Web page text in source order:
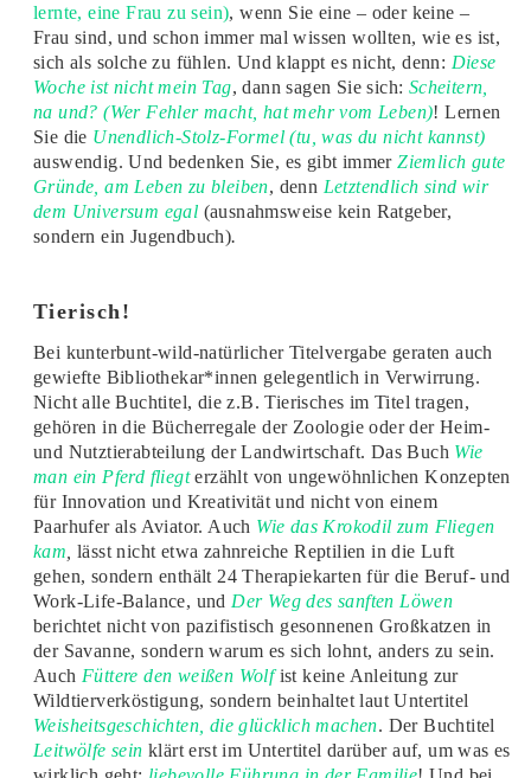
lernte, eine Frau zu sein), wenn Sie eine – oder keine –
Frau sind, und schon immer mal wissen wollten, wie es ist,
sich als solche zu fühlen. Und klappt es nicht, denn: Diese
Woche ist nicht mein Tag, dann sagen Sie sich: Scheitern,
na und? (Wer Fehler macht, hat mehr vom Leben)! Lernen
Sie die Unendlich-Stolz-Formel (tu, was du nicht kannst)
auswendig. Und bedenken Sie, es gibt immerZiemlich gute
Gründe, am Leben zu bleiben, denn Letztendlich sind wir
dem Universum egal (ausnahmsweise kein Ratgeber,
sondern ein Jugendbuch).
Tierisch!
Bei kunterbunt-wild-natürlicher Titelvergabe geraten auch
gewiefte Bibliothekar*innen gelegentlich in Verwirrung.
Nicht alle Buchtitel, die z.B. Tierisches im Titel tragen,
gehören in die Bücherregale der Zoologie oder der Heim-
und Nutztierabteilung der Landwirtschaft. Das Buch Wie
man ein Pferd fliegt erzählt von ungewöhnlichen Konzepten
für Innovation und Kreativität und nicht von einem
Paarhufer als Aviator. Auch Wie das Krokodil zum Fliegen
kam lässt nicht etwa zahnreiche Reptilien in die Luft
gehen, sondern enthält 24 Therapiekarten für die Beruf- und
Work-Life-Balance, und Der Weg des sanften Löwen
berichtet nicht von pazifistisch gesonnenen Großkatzen in
der Savanne, sondern warum es sich lohnt, anders zu sein.
Auch Füttere den weißen Wolfist keine Anleitung zur
Wildtierverköstigung, sondern beinhaltet laut Untertitel
Weisheitsgeschichten, die glücklich machen. Der Buchtitel
Leitwölfe sein klärt erst im Untertitel darüber auf, um was es